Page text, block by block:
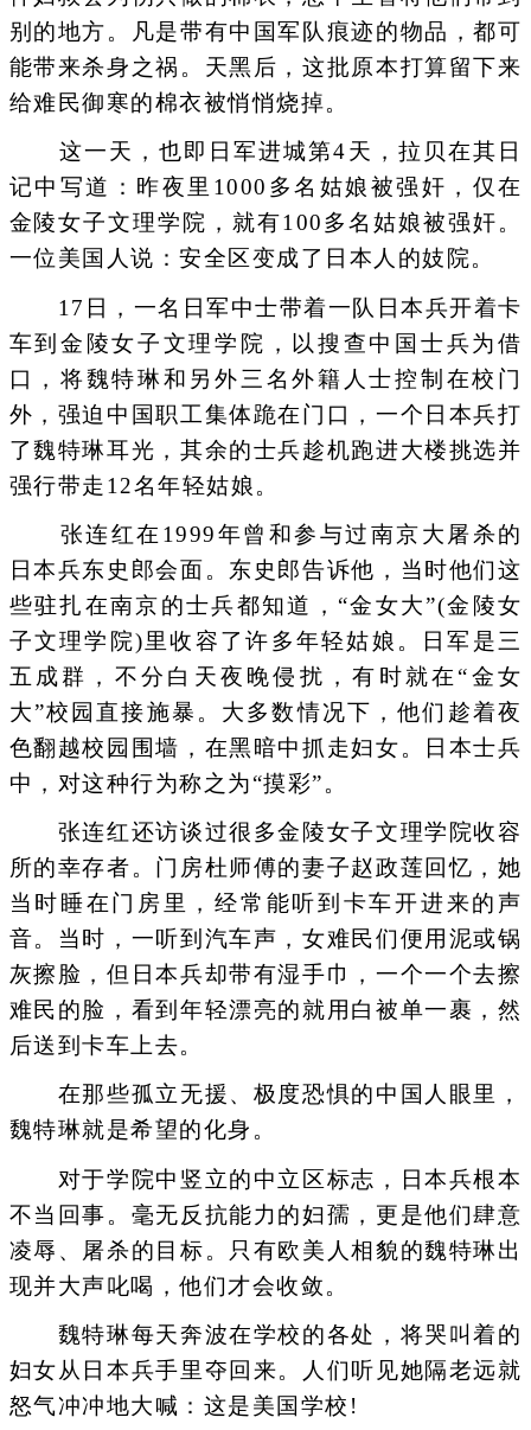
别的地方。凡是带有中国军队痕迹的物品，都可
能带来杀身之祸。天黑后，这批原本打算留下来
给难民御寒的棉衣被悄悄烧掉。
这一天，也即日军进城第4天，拉贝在其日
记中写道：昨夜里1000多名姑娘被强奸，仅在
金陵女子文理学院，就有100多名姑娘被强奸。
一位美国人说：安全区变成了日本人的妓院。
17日，一名日军中士带着一队日本兵开着卡
车到金陵女子文理学院，以搜查中国士兵为借
口，将魏特琳和另外三名外籍人士控制在校门
外，强迫中国职工集体跪在门口，一个日本兵打
了魏特琳耳光，其余的士兵趁机跑进大楼挑选并
强行带走12名年轻姑娘。
张连红在1999年曾和参与过南京大屠杀的
日本兵东史郎会面。东史郎告诉他，当时他们这
些驻扎在南京的士兵都知道，“金女大”(金陵女
子文理学院)里收容了许多年轻姑娘。日军是三
五成群，不分白天夜晚侵扰，有时就在“金女
大”校园直接施暴。大多数情况下，他们趁着夜
色翻越校园围墙，在黑暗中抓走妇女。日本士兵
中，对这种行为称之为“摸彩”。
张连红还访谈过很多金陵女子文理学院收容
所的幸存者。门房杜师傅的妻子赵政莲回忆，她
当时睡在门房里，经常能听到卡车开进来的声
音。当时，一听到汽车声，女难民们便用泥或锅
灰擦脸，但日本兵却带有湿手巾，一个一个去擦
难民的脸，看到年轻漂亮的就用白被单一裹，然
后送到卡车上去。
在那些孤立无援、极度恐惧的中国人眼里，
魏特琳就是希望的化身。
对于学院中竖立的中立区标志，日本兵根本
不当回事。毫无反抗能力的妇孺，更是他们肆意
凌辱、屠杀的目标。只有欧美人相貌的魏特琳出
现并大声叱喝，他们才会收敛。
魏特琳每天奔波在学校的各处，将哭叫着的
妇女从日本兵手里夺回来。人们听见她隔老远就
怒气冲冲地大喊：这是美国学校!